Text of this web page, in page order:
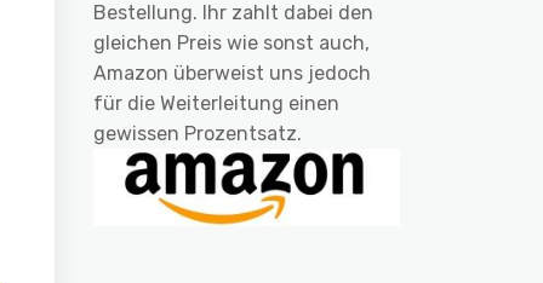
Bestellung. Ihr zahlt dabei den
gleichen Preis wie sonst auch,
Amazon überweist uns jedoch
für die Weiterleitung einen
gewissen Prozentsatz.